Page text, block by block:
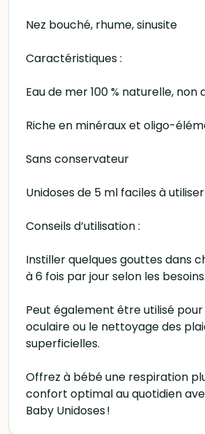
Nez bouché, rhume, sinusite
Caractéristiques :
Eau de mer 100 % naturelle, non
Riche en minéraux et oligo-
Sans conservateur
Unidoses de 5 ml faciles à utiliser
Conseils d’utilisation :
Instiller quelques gouttes dans
à 6 fois par jour selon les besoins.
Peut également être utilisé
oculaire ou le nettoyage des
superficielles.
Offrez à bébé une respiration
confort optimal au quotidien
Baby Unidoses !